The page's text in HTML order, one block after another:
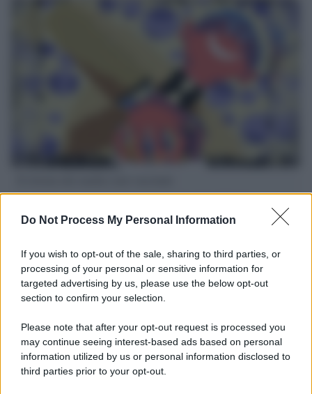
Do Not Process My Personal Information
If you wish to opt-out of the sale, sharing to third parties, or
processing of your personal or sensitive information for
targeted advertising by us, please use the below opt-out
section to confirm your selection.
Please note that after your opt-out request is processed you
may continue seeing interest-based ads based on personal
information utilized by us or personal information disclosed to
third parties prior to your opt-out.
Informazione" spiega perché non ci sono mai state basi
scientifiche per togliere i medici non vaccinati dal lavoro
L'omicidio economico dell'Italia: ce lo chiede l'Europa
L'Ucraina ha finito lo scudo